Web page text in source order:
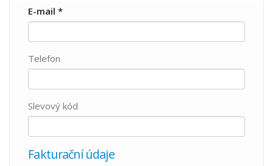
E-mail *
Telefon
Slevový kód
Fakturační údaje